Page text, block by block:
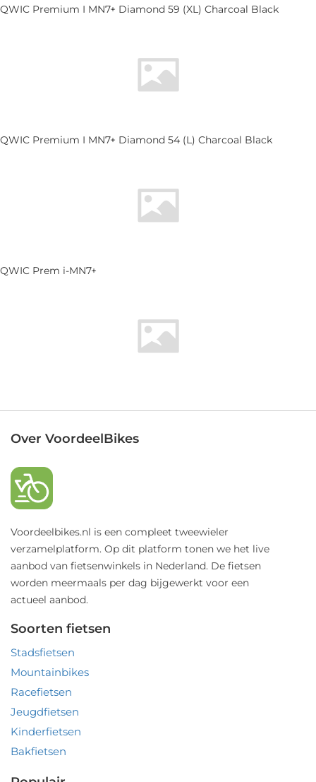
QWIC Premium I MN7+ Diamond 59 (XL) Charcoal Black
QWIC Premium I MN7+ Diamond 54 (L) Charcoal Black
QWIC Prem i-MN7+
Over VoordeelBikes
Voordeelbikes.nl is een compleet tweewieler
verzamelplatform. Op dit platform tonen we het live
aanbod van fietsenwinkels in Nederland. De fietsen
worden meermaals per dag bijgewerkt voor een
actueel aanbod.
Soorten fietsen
Stadsfietsen
Mountainbikes
Racefietsen
Jeugdfietsen
Kinderfietsen
Bakfietsen